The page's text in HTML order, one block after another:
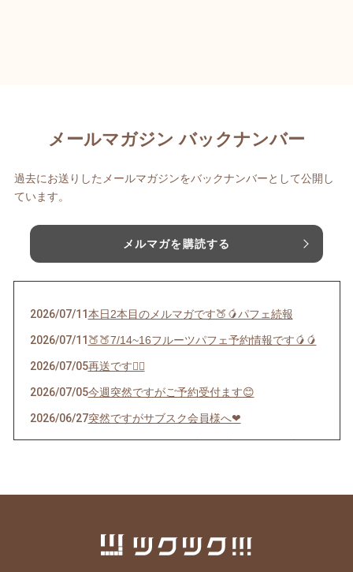
メールマガジン バックナンバー
過去にお送りしたメールマガジンをバックナンバーとして公開し
ています。
メルマガを購読する
2026/07/11本日2本目のメルマガです🍑🥭パフェ続報
2026/07/11 🍑🍑7/14~16フルーツパフェ予約情報です🥭🥭
2026/07/05再送です🙇‍♀️
2026/07/05今週突然ですがご予約受付ます😊
2026/06/27突然ですがサブスク会員様へ❤︎
2026/06/22インスタストーリーズにあげたパフェの件🍊
ます🍎
6/16算命学鑑定をご予約のお客様へ